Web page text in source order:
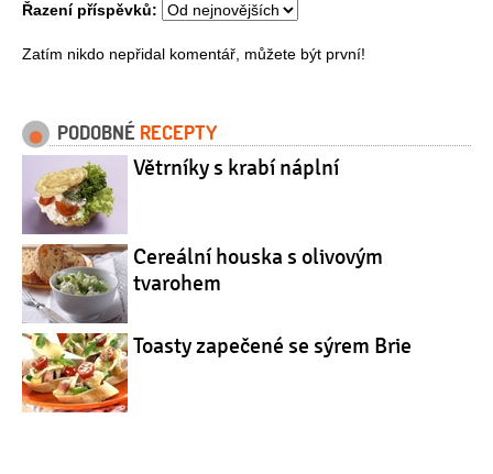
Řazení příspěvků:
Zatím nikdo nepřidal komentář, můžete být první!
PODOBNÉ RECEPTY
Větrníky s krabí náplní
Cereální houska s olivovým
tvarohem
Toasty zapečené se sýrem Brie